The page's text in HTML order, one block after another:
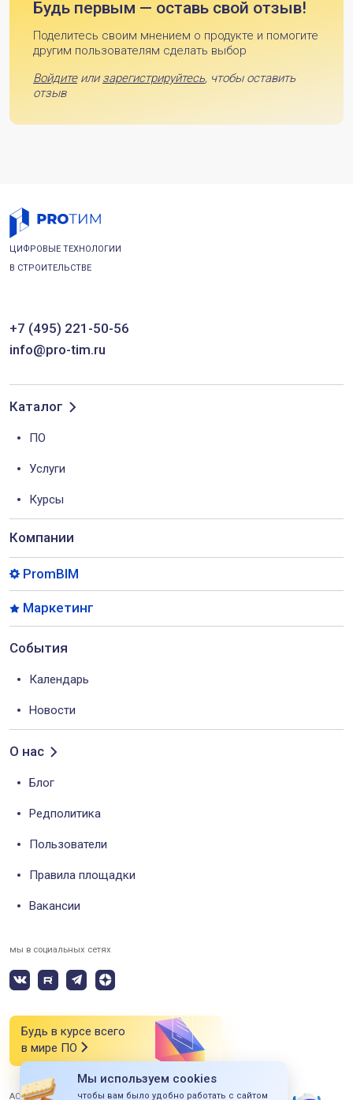
Будь первым — оставь свой отзыв!
Поделитесь своим мнением о продукте и помогите
другим пользователям сделать выбор
Войдитеили зарегистрируйтесь, чтобы оставить
отзыв
ЦИФРОВЫЕ ТЕХНОЛОГИИ
В СТРОИТЕЛЬСТВЕ
+7 (495) 221-50-56
info@pro-tim.ru
Каталог
ПО
Услуги
Курсы
Компании
PromBIM
Маркетинг
События
Календарь
Новости
О нас
Блог
Редполитика
Пользователи
Правила площадки
Вакансии
мы в социальных сетях
Будь в курсе всего
в мире ПО
АО «СИЭСДИ» 2026 Все права защищены
Мы используем cookies
чтобы вам было удобно работать с сайтом